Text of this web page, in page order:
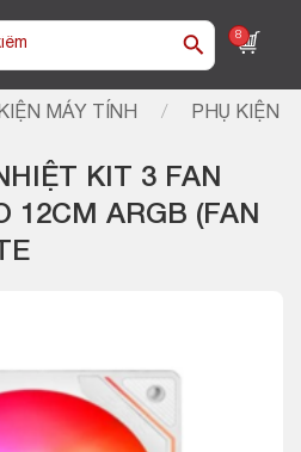
8
MÁY TÍNH / PHỤ KIỆN
KIT 3 FAN
12CM ARGB (FAN